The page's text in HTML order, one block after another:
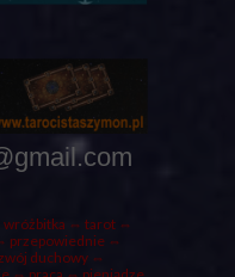
⇔ tarot⇔
przepowiednie ⇔
duchowy ⇔